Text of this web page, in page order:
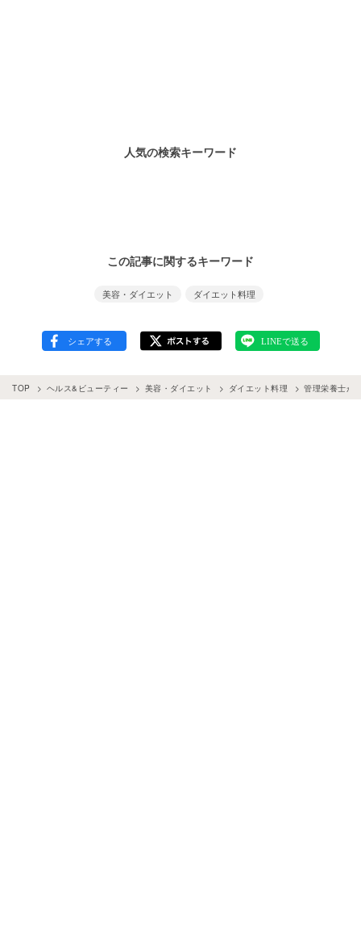
人気の検索キーワード
この記事に関するキーワード
美容・ダイエット ダイエット料理
TOP ヘルス&ビューティー 美容・ダイエット ダイエット料理 管理栄養士が